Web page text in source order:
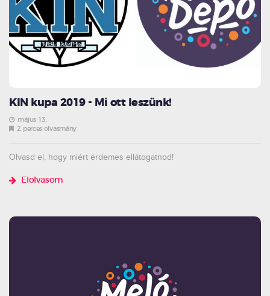
KIN kupa 2019 - Mi ott leszünk!
május 13.
2 perces olvasmány
Olvasd el, hogy miért érdemes ellátogatnod!
Elolvasom